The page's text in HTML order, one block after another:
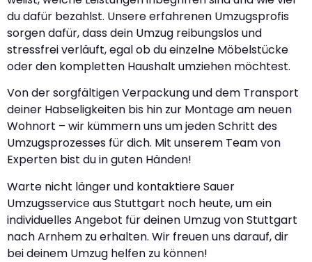
du dafür bezahlst. Unsere erfahrenen Umzugsprofis
sorgen dafür, dass dein Umzug reibungslos und
stressfrei verläuft, egal ob du einzelne Möbelstücke
oder den kompletten Haushalt umziehen möchtest.
Von der sorgfältigen Verpackung und dem Transport
deiner Habseligkeiten bis hin zur Montage am neuen
Wohnort – wir kümmern uns um jeden Schritt des
Umzugsprozesses für dich. Mit unserem Team von
Experten bist du in guten Händen!
Warte nicht länger und kontaktiere Sauer
Umzugsservice aus Stuttgart noch heute, um ein
individuelles Angebot für deinen Umzug von Stuttgart
nach Arnhem zu erhalten. Wir freuen uns darauf, dir
bei deinem Umzug helfen zu können!